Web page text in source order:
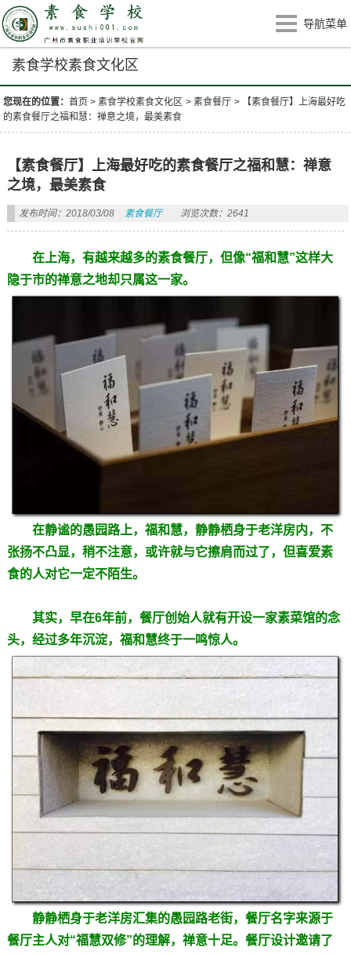
导航菜单
素食学校素食文化区
您现在的位置：首页 >素食学校素食文化区 >素食餐厅 >
【素食餐厅】上海最好吃
的素食餐厅之福和慧：禅意之境，最美素食
【素食餐厅】上海最好吃的素食餐厅之福和慧：禅意
之境，最美素食
发布时间：2018/03/08 素食餐厅 浏览次数：2641
在上海，有越来越多的素食餐厅，但像“福和慧”这样大
隐于市的禅意之地却只属这一家。
在静谧的愚园路上，福和慧，静静栖身于老洋房内，不
张扬不凸显，稍不注意，或许就与它擦肩而过了，但喜爱素
食的人对它一定不陌生。
其实，早在6年前，餐厅创始人就有开设一家素菜馆的念
头，经过多年沉淀，福和慧终于一鸣惊人。
静静栖身于老洋房汇集的愚园路老街，餐厅名字来源于
餐厅主人对“福慧双修”的理解，禅意十足。餐厅设计邀请了